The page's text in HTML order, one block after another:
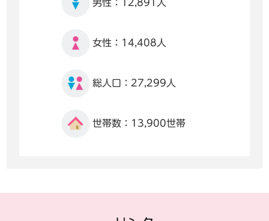
男性：12,891人
女性：14,408人
総人口：27,299人
世帯数：13,900世帯